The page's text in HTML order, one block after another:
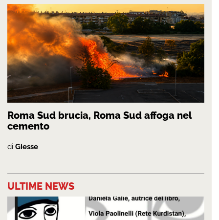
Roma Sud brucia, Roma Sud affoga nel
cemento
di Giesse
ULTIME NEWS